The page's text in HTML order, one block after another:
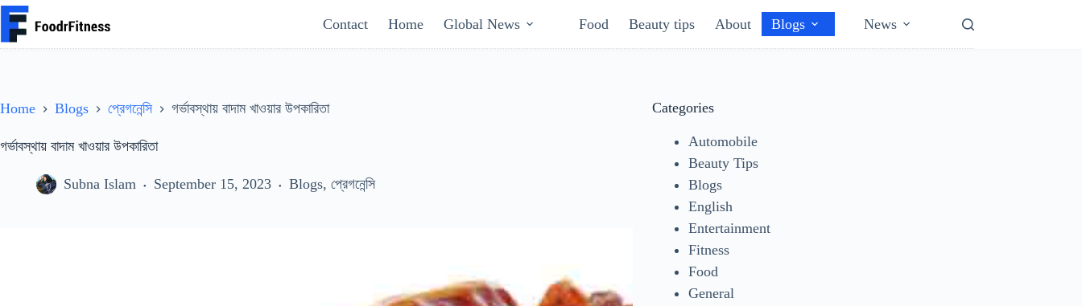
Skip
to
content
Contact Home Global News Food Beauty tips About Blogs News
Home Blogs প্রেগনেন্সি গর্ভাবস্থায় বাদাম খাওয়ার উপকারিতা
গর্ভাবস্থায় বাদাম খাওয়ার উপকারিতা
Subna Islam September 15, 2023 Blogs, প্রেগনেন্সি
Categories
Automobile
Beauty Tips
Blogs
English
Entertainment
Fitness
Food
General